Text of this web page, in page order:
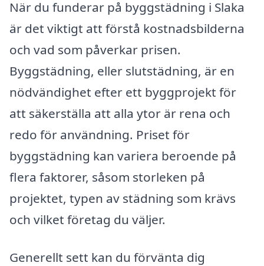
När du funderar på byggstädning i Slaka
är det viktigt att förstå kostnadsbilderna
och vad som påverkar prisen.
Byggstädning, eller slutstädning, är en
nödvändighet efter ett byggprojekt för
att säkerställa att alla ytor är rena och
redo för användning. Priset för
byggstädning kan variera beroende på
flera faktorer, såsom storleken på
projektet, typen av städning som krävs
och vilket företag du väljer.
Generellt sett kan du förvänta dig